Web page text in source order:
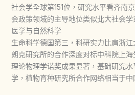
社会学全球第151位，研究水平看齐南
会政策领域的主导地位类似北大社会学
医学与自然科学
生命科学德国第三，科研实力比肩浙江
朗克研究所的合作深度对标中科院上海
理论物理学诺奖成果显著，基础研究
学，植物育种研究所合作网络相当于中